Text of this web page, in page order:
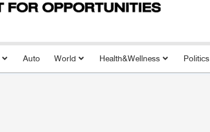
Auto World Health&Wellness Politics